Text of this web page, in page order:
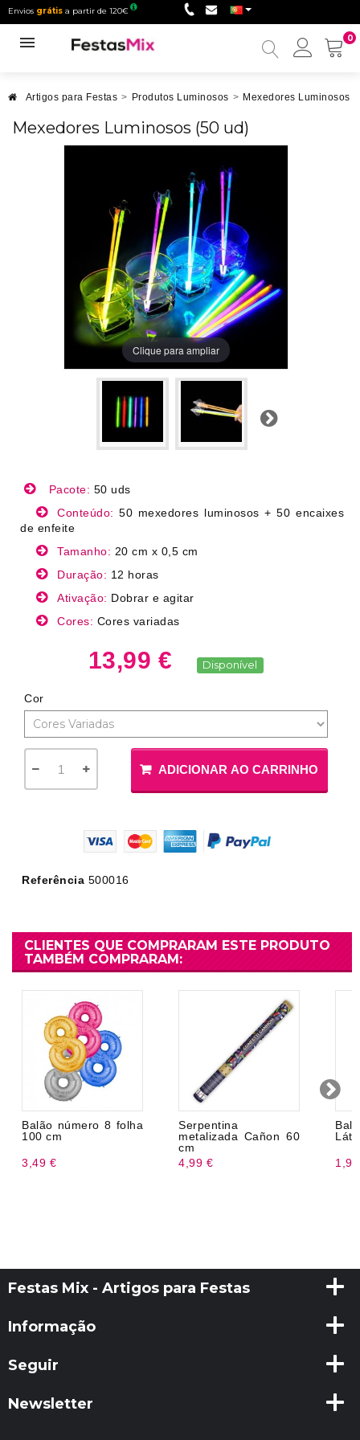
Envios grátis a partir de 120€
0
Minha
Artigos para Festas > Produtos Luminosos > Mexedores Luminosos
Mexedores Luminosos (50 ud)
Clique para ampliar
Próximo
Pacote: 50 uds
Conteúdo:50 mexedores luminosos + 50 encaixes
de enfeite
Tamanho: 20 cm x 0,5 cm
Duração: 12 horas
Ativação: Dobrar e agitar
Cores: Cores variadas
13,99 € Disponível
Cor
ADICIONAR AO CARRINHO
Referência 500016
CLIENTES QUE COMPRARAM ESTE PRODUTO
TAMBÉM COMPRARAM:
Balão número 8 folha
100 cm
3,49 €
Serpentina
metalizada Cañon 60
cm
4,99 €
Festas Mix - Artigos para Festas
Informação
Seguir
Newsletter